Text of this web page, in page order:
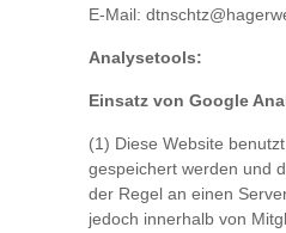
E-Mail:
Analysetools:
Einsatz von Google
(1) Diese Website
gespeichert werden und
der Regel an einen
jedoch innerhalb von